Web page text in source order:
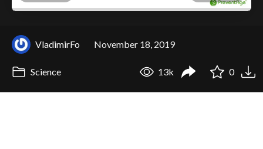
VladimirFo November 18, 2019
Science 13k 0